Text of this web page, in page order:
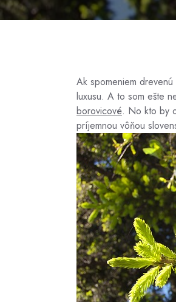
Ak spomeniem
luxusu. A to som ešte
borovicové. No kto by
príjemnou vôňou